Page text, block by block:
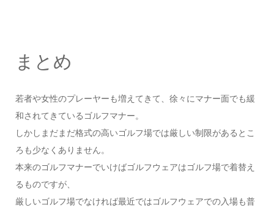
まとめ
若者や女性のプレーヤーも増えてきて、徐々にマナー面でも緩
和されてきているゴルフマナー。
しかしまだまだ格式の高いゴルフ場では厳しい制限があるとこ
ろも少なくありません。
本来のゴルフマナーでいけばゴルフウェアはゴルフ場で着替え
るものですが、
厳しいゴルフ場でなければ最近ではゴルフウェアでの入場も普